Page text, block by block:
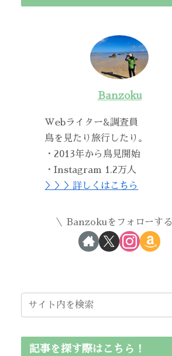
Banzoku
Webライター&調査員
鳥を見たり旅行したり。
・2013年から鳥見開始
・Instagram 1.2万人
＞＞＞詳しくはこちら
Banzokuをフォローする
記事を探す際はこちら！